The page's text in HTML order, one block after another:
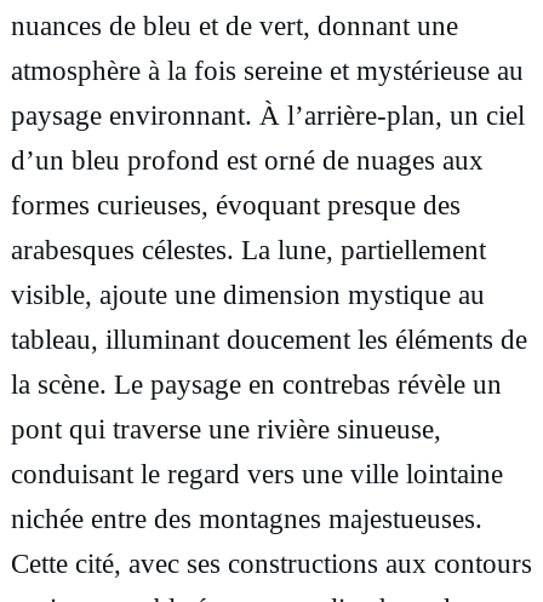
e
e
n
c
a
d
r
é
,
L
e
s
c
nuances de bleu et de vert, donnant une
atmosphère à la fois sereine et mystérieuse au
paysage environnant. À l’arrière-plan, un ciel
d’un bleu profond est orné de nuages aux
formes curieuses, évoquant presque des
arabesques célestes. La lune, partiellement
visible, ajoute une dimension mystique au
tableau, illuminant doucement les éléments de
la scène. Le paysage en contrebas révèle un
pont qui traverse une rivière sinueuse,
conduisant le regard vers une ville lointaine
nichée entre des montagnes majestueuses.
Cette cité, avec ses constructions aux contours